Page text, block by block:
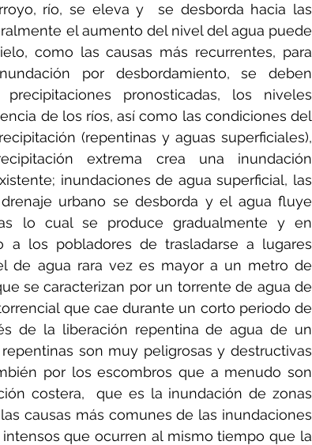
río, se eleva y  se desborda hacia las
el aumento del nivel del agua puede
como las causas más recurrentes, para
por desbordamiento, se deben
pronosticadas, los niveles
de los ríos, así como las condiciones del
(repentinas y aguas superficiales),
extrema crea una inundación
inundaciones de agua superficial, las
urbano se desborda y el agua fluye
lo cual se produce gradualmente y en
a los pobladores de trasladarse a lugares
de agua rara vez es mayor a un metro de
se caracterizan por un torrente de agua de
que cae durante un corto periodo de
de la liberación repentina de agua de un
son muy peligrosas y destructivas
por los escombros que a menudo son
costera,  que es la inundación de zonas
causas más comunes de las inundaciones
que ocurren al mismo tiempo que la